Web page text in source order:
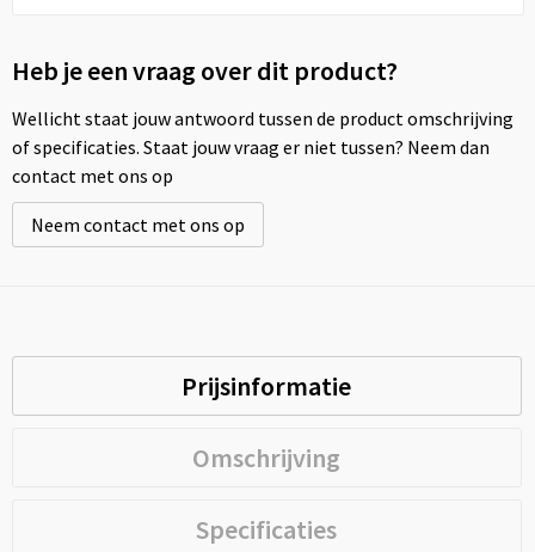
Heb je een vraag over dit product?
Wellicht staat jouw antwoord tussen de product omschrijving
of specificaties. Staat jouw vraag er niet tussen? Neem dan
contact met ons op
Neem contact met ons op
Prijsinformatie
Omschrijving
Specificaties